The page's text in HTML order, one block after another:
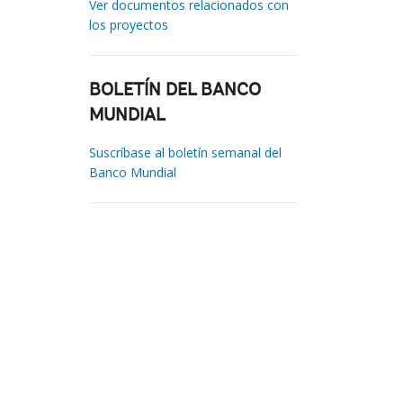
Ver documentos relacionados con
los proyectos
BOLETÍN DEL BANCO
MUNDIAL
Suscríbase al boletín semanal del
Banco Mundial